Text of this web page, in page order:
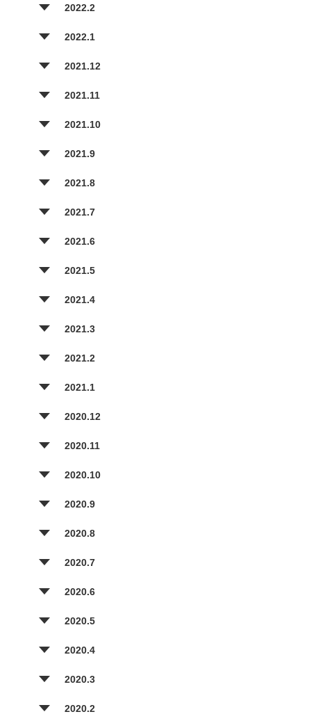
2022.2
2022.1
2021.12
2021.11
2021.10
2021.9
2021.8
2021.7
2021.6
2021.5
2021.4
2021.3
2021.2
2021.1
2020.12
2020.11
2020.10
2020.9
2020.8
2020.7
2020.6
2020.5
2020.4
2020.3
2020.2